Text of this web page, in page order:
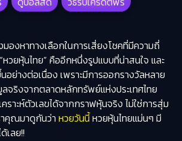
องหาทางเลือกในการเสี่ยงโชคที่มีความถี่
หวยหุ้นไทย” คืออีกหนึ่งรูปแบบที่น่าสนใจ และ
อย่างต่อเนื่อง เพราะมีการออกรางวัลหลาย
จริงจากตลาดหลักทรัพย์แห่งประเทศไทย
ราะห์ตัวเลขได้จากกราฟหุ้นจริง ไม่ใช่การสุ่ม
าคุณมาดูกันว่า หวยวันนี้หวยหุ้นไทยแม่นๆ มี
เลย!!